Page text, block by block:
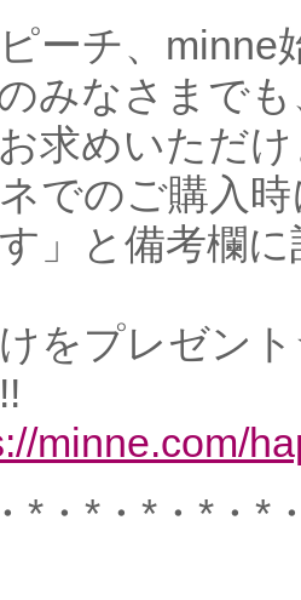
ーチ、minne
みなさまで
求めいただ
でのご購入
」と備考欄
をプレゼン
minne.com/
*・*・*・*・*